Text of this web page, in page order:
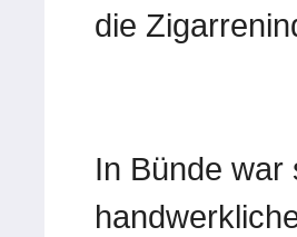
die
In Bünde war